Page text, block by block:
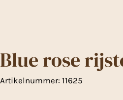
Blue rose
Artikelnummer: 11625